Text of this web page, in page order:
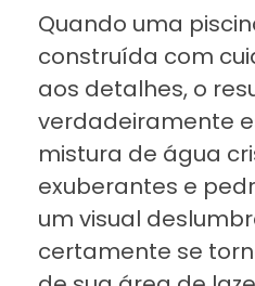
Quando uma
construída com
aos detalhes, o
verdadeiramente
mistura de água
exuberantes e
um visual
certamente se